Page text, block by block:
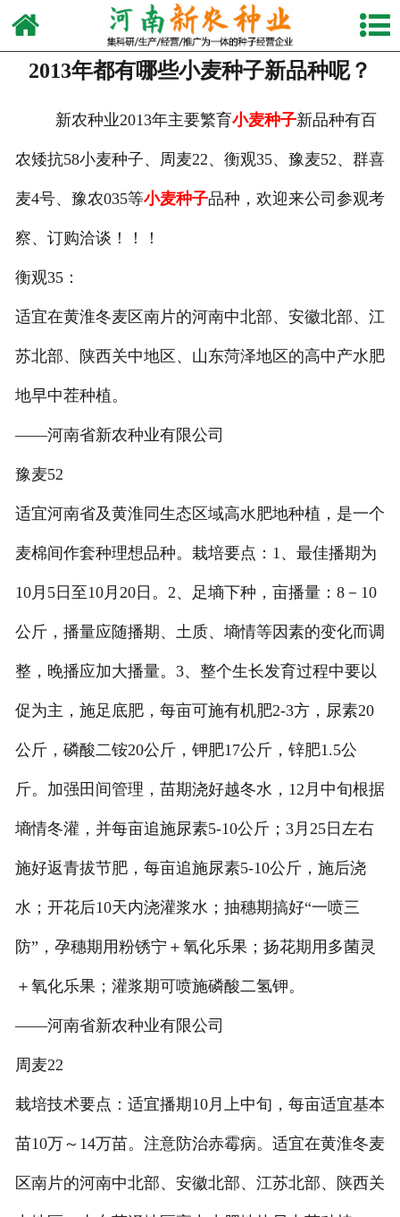
网站首页
关于我们
产品中心
新闻动态
视频中心
2013年都有哪些小麦种子新品种呢？
新农种业2013年主要繁育小麦种子新品种有百
农矮抗58小麦种子、周麦22、衡观35、豫麦52、群喜
麦4号、豫农035等小麦种子品种，欢迎来公司参观考
察、订购洽谈！！！
衡观35：
适宜在黄淮冬麦区南片的河南中北部、安徽北部、江
苏北部、陕西关中地区、山东菏泽地区的高中产水肥
地早中茬种植。
——河南省新农种业有限公司
豫麦52
适宜河南省及黄淮同生态区域高水肥地种植，是一个
麦棉间作套种理想品种。栽培要点：1、最佳播期为
10月5日至10月20日。2、足墒下种，亩播量：8－10
公斤，播量应随播期、土质、墒情等因素的变化而调
整，晚播应加大播量。3、整个生长发育过程中要以
促为主，施足底肥，每亩可施有机肥2-3方，尿素20
公斤，磷酸二铵20公斤，钾肥17公斤，锌肥1.5公
斤。加强田间管理，苗期浇好越冬水，12月中旬根据
墒情冬灌，并每亩追施尿素5-10公斤；3月25日左右
施好返青拔节肥，每亩追施尿素5-10公斤，施后浇
水；开花后10天内浇灌浆水；抽穗期搞好“一喷三
防”，孕穗期用粉锈宁＋氧化乐果；扬花期用多菌灵
＋氧化乐果；灌浆期可喷施磷酸二氢钾。
——河南省新农种业有限公司
周麦22
栽培技术要点：适宜播期10月上中旬，每亩适宜基本
苗10万～14万苗。注意防治赤霉病。适宜在黄淮冬麦
区南片的河南中北部、安徽北部、江苏北部、陕西关